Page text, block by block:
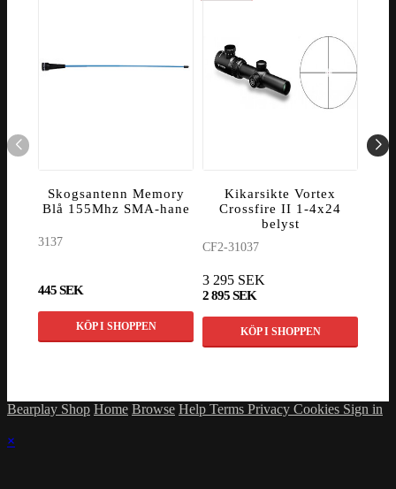
Skogsantenn Memory
Blå 155Mhz SMA-hane
3137
445 SEK
KÖP I SHOPPEN
Kikarsikte Vortex
Crossfire II 1-4x24
belyst
CF2-31037
3 295 SEK
2 895 SEK
KÖP I SHOPPEN
Bearplay Shop Home Browse Help Terms Privacy Cookies Sign in
×